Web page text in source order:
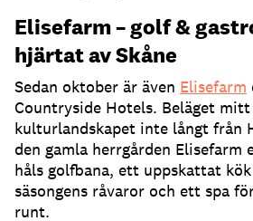
Elisefarm – golf &
hjärtat av Skåne
Sedan oktober är även Elisefarm
Countryside Hotels. Beläget
kulturlandskapet inte långt från
den gamla herrgården Elisefarm
håls golfbana, ett uppskattat
säsongens råvaror och ett spa
runt.